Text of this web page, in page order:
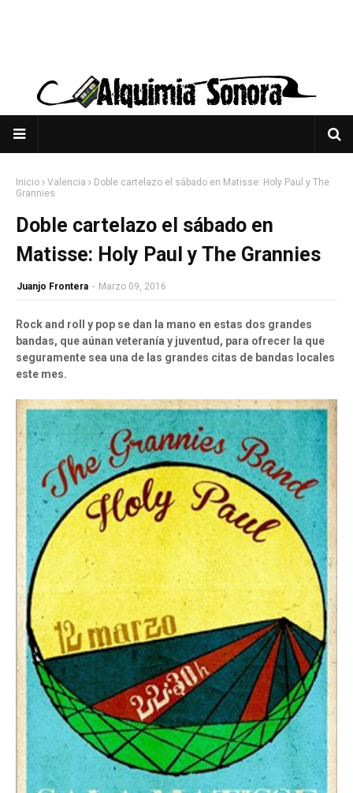
Inicio Valencia
Doble cartelazo el sábado en Matisse: Holy Paul y The
Grannies
Doble cartelazo el sábado en
Matisse: Holy Paul y The Grannies
Juanjo Frontera - Marzo 09, 2016
Rock and roll y pop se dan la mano en estas dos grandes
bandas, que aúnan veteranía y juventud, para ofrecer la que
seguramente sea una de las grandes citas de bandas locales
este mes.